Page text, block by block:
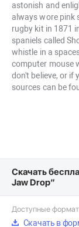
astonish and
always wore pink
rugby kit in 1871
spaniels called
whistle in a
computer mouse
don't believe, or if
sources can be
Скачать
Jaw Drop”
Доступные
Скачать в